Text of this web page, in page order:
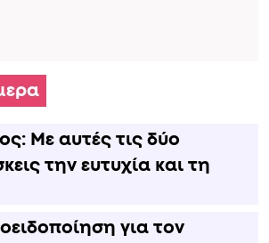
Με αυτές τις δύο
την ευτυχία και τη
για τον